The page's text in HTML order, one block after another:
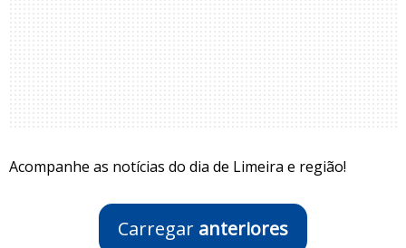
Acompanhe as notícias do dia de Limeira e região!
Carregar anteriores